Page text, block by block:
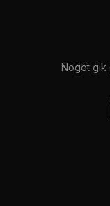
Noget gik